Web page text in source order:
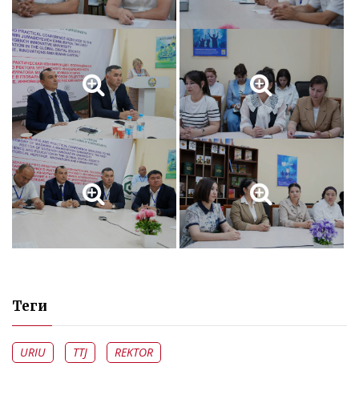
Теги
URIU TTJ REKTOR